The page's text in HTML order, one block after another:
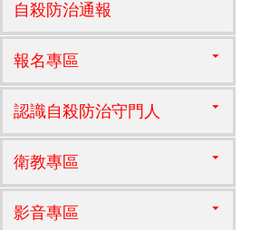
自殺防治通報
報名專區
認識自殺防治守門人
衛教專區
影音專區